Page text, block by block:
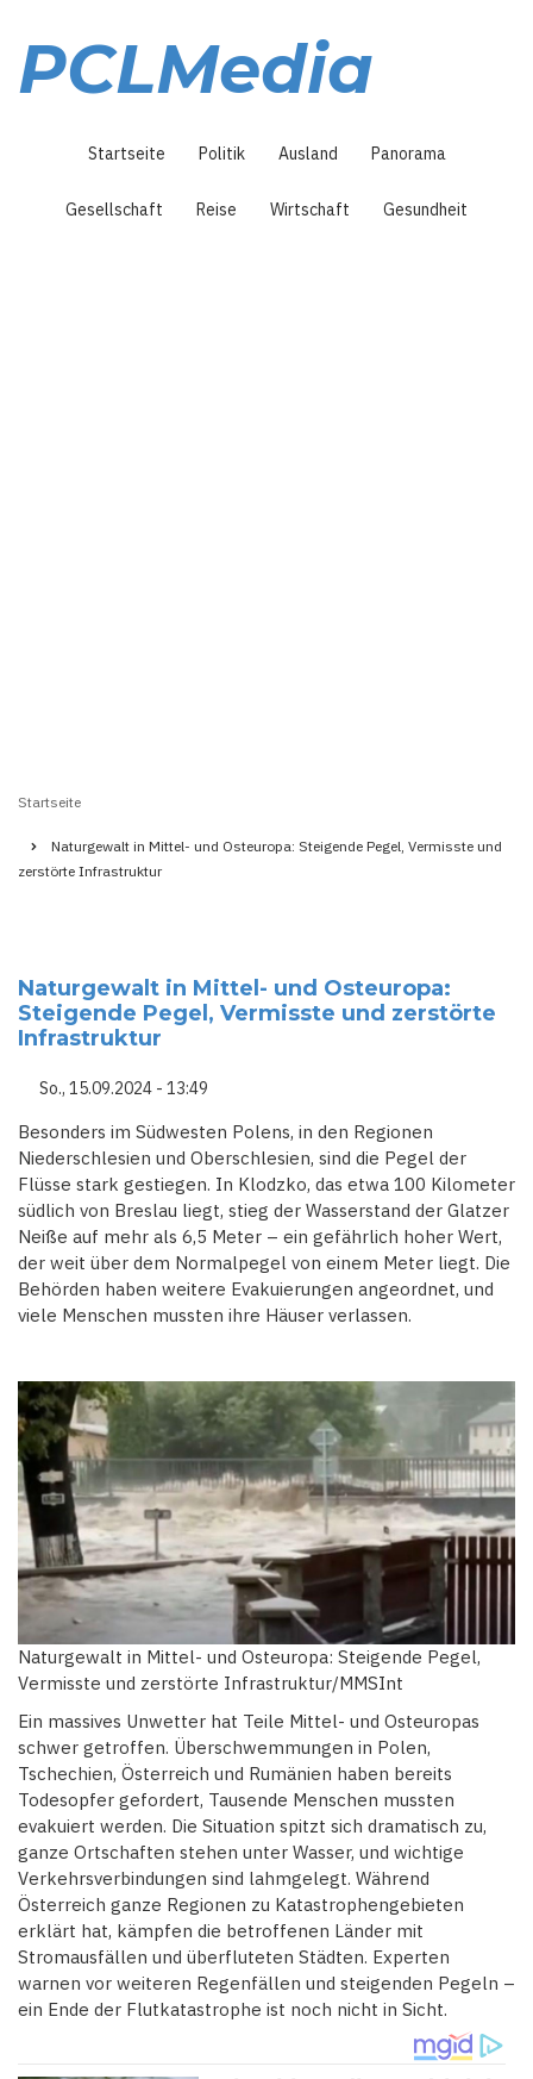
Inhalt
PCLMedia
Startseite Politik Ausland Panorama
Gesellschaft Reise Wirtschaft Gesundheit
Startseite
Naturgewalt in Mittel- und Osteuropa: Steigende Pegel, Vermisste und
zerstörte Infrastruktur
Naturgewalt in Mittel- und Osteuropa:
Steigende Pegel, Vermisste und zerstörte
Infrastruktur
So., 15.09.2024 - 13:49
Besonders im Südwesten Polens, in den Regionen
Niederschlesien und Oberschlesien, sind die Pegel der
Flüsse stark gestiegen. In Klodzko, das etwa 100 Kilometer
südlich von Breslau liegt, stieg der Wasserstand der Glatzer
Neiße auf mehr als 6,5 Meter – ein gefährlich hoher Wert,
der weit über dem Normalpegel von einem Meter liegt. Die
Behörden haben weitere Evakuierungen angeordnet, und
viele Menschen mussten ihre Häuser verlassen.
Naturgewalt in Mittel- und Osteuropa: Steigende Pegel,
Vermisste und zerstörte Infrastruktur/MMSInt
Ein massives Unwetter hat Teile Mittel- und Osteuropas
schwer getroffen. Überschwemmungen in Polen,
Tschechien, Österreich und Rumänien haben bereits
Todesopfer gefordert, Tausende Menschen mussten
evakuiert werden. Die Situation spitzt sich dramatisch zu,
ganze Ortschaften stehen unter Wasser, und wichtige
Verkehrsverbindungen sind lahmgelegt. Während
Österreich ganze Regionen zu Katastrophengebieten
erklärt hat, kämpfen die betroffenen Länder mit
Stromausfällen und überfluteten Städten. Experten
warnen vor weiteren Regenfällen und steigenden Pegeln –
ein Ende der Flutkatastrophe ist noch nicht in Sicht.